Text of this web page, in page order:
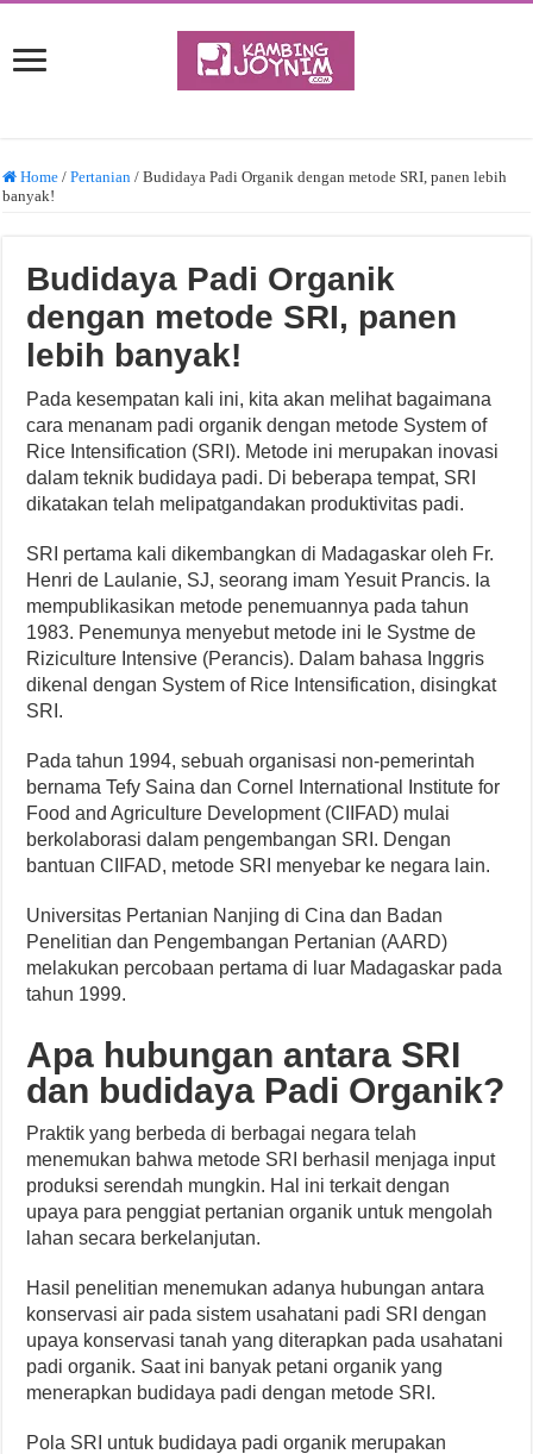
Home / Pertanian / Budidaya Padi Organik dengan metode SRI, panen lebih
banyak!
Budidaya Padi Organik
dengan metode SRI, panen
lebih banyak!
Pada kesempatan kali ini, kita akan melihat bagaimana
cara menanam padi organik dengan metode System of
Rice Intensification (SRI). Metode ini merupakan inovasi
dalam teknik budidaya padi. Di beberapa tempat, SRI
dikatakan telah melipatgandakan produktivitas padi.
SRI pertama kali dikembangkan di Madagaskar oleh Fr.
Henri de Laulanie, SJ, seorang imam Yesuit Prancis. Ia
mempublikasikan metode penemuannya pada tahun
1983. Penemunya menyebut metode ini Ie Systme de
Riziculture Intensive (Perancis). Dalam bahasa Inggris
dikenal dengan System of Rice Intensification, disingkat
SRI.
Pada tahun 1994, sebuah organisasi non-pemerintah
bernama Tefy Saina dan Cornel International Institute for
Food and Agriculture Development (CIIFAD) mulai
berkolaborasi dalam pengembangan SRI. Dengan
bantuan CIIFAD, metode SRI menyebar ke negara lain.
Universitas Pertanian Nanjing di Cina dan Badan
Penelitian dan Pengembangan Pertanian (AARD)
melakukan percobaan pertama di luar Madagaskar pada
tahun 1999.
Apa hubungan antara SRI
dan budidaya Padi Organik?
Praktik yang berbeda di berbagai negara telah
menemukan bahwa metode SRI berhasil menjaga input
produksi serendah mungkin. Hal ini terkait dengan
upaya para penggiat pertanian organik untuk mengolah
lahan secara berkelanjutan.
Hasil penelitian menemukan adanya hubungan antara
konservasi air pada sistem usahatani padi SRI dengan
upaya konservasi tanah yang diterapkan pada usahatani
padi organik. Saat ini banyak petani organik yang
menerapkan budidaya padi dengan metode SRI.
Pola SRI untuk budidaya padi organik merupakan